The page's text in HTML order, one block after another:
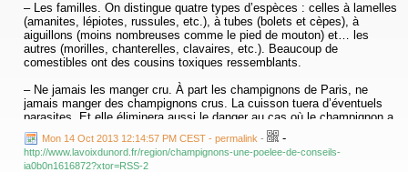
– Les familles. On distingue quatre types d’espèces : celles à lamelles
(amanites, lépiotes, russules, etc.), à tubes (bolets et cèpes), à
aiguillons (moins nombreuses comme le pied de mouton) et… les
autres (morilles, chanterelles, clavaires, etc.). Beaucoup de
comestibles ont des cousins toxiques ressemblants.
– Ne jamais les manger cru. À part les champignons de Paris, ne
jamais manger des champignons crus. La cuisson tuera d’éventuels
parasites. Et elle éliminera aussi le danger au cas où le champignon a
été « contaminé » par de l’urine de renard. Et puis certains
champignons comme la morille ou l’amanite rougissante sont toxiques
crus alors qu’ils sont d’excellents comestibles cuits.
Mon 14 Oct 2013 12:14:57 PM CEST - permalink - -
http://www.lavoixdunord.fr/region/champignons-une-poelee-de-conseils-
ia0b0n1616872?xtor=RSS-2